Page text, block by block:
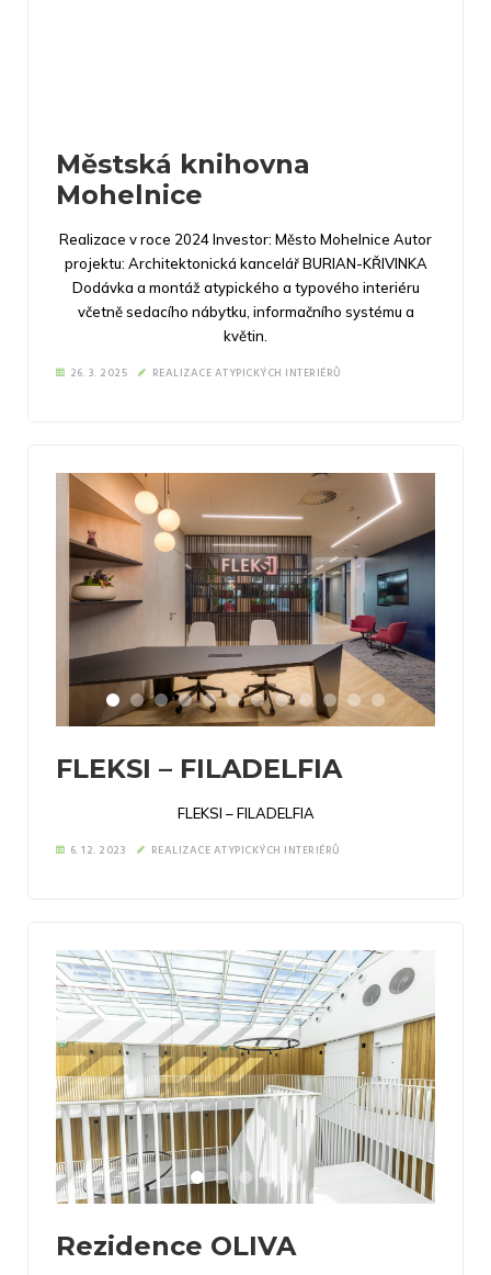
Městská knihovna
Mohelnice
Realizace v roce 2024 Investor: Město Mohelnice Autor
projektu: Architektonická kancelář BURIAN-KŘIVINKA
Dodávka a montáž atypického a typového interiéru
včetně sedacího nábytku, informačního systému a
květin.
26. 3. 2025 REALIZACE ATYPICKÝCH INTERIÉRŮ
FLEKSI – FILADELFIA
FLEKSI – FILADELFIA
6. 12. 2023 REALIZACE ATYPICKÝCH INTERIÉRŮ
Rezidence OLIVA